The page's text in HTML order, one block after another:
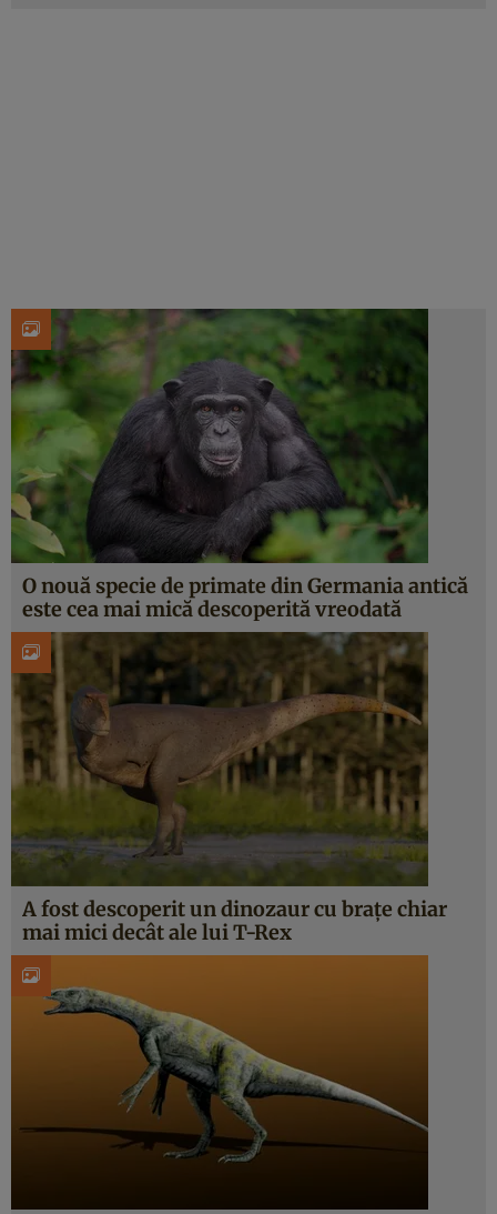
O nouă specie de primate din Germania antică
este cea mai mică descoperită vreodată
A fost descoperit un dinozaur cu brațe chiar
mai mici decât ale lui T-Rex